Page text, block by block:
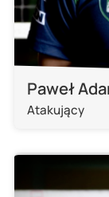
Paweł
Atakujący